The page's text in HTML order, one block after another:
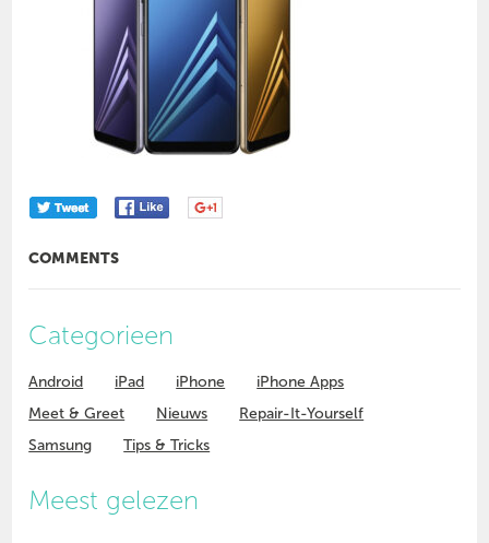
COMMENTS
Categorieen
Android iPad iPhone
iPhone Apps
Meet & Greet
Nieuws
Repair-It-Yourself
Samsung
Tips & Tricks
Meest gelezen